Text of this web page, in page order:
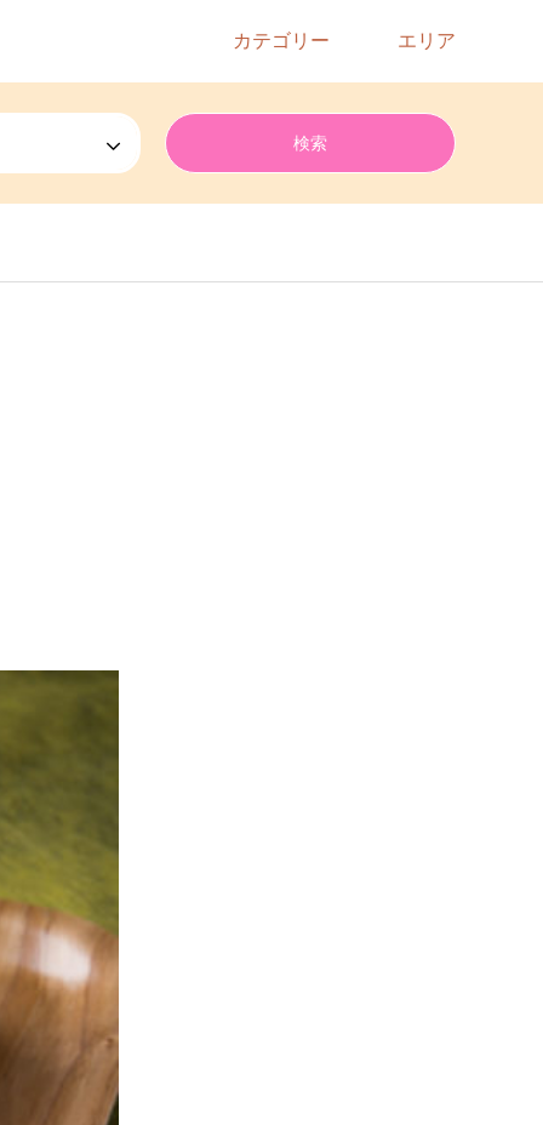
カテゴリー エリア